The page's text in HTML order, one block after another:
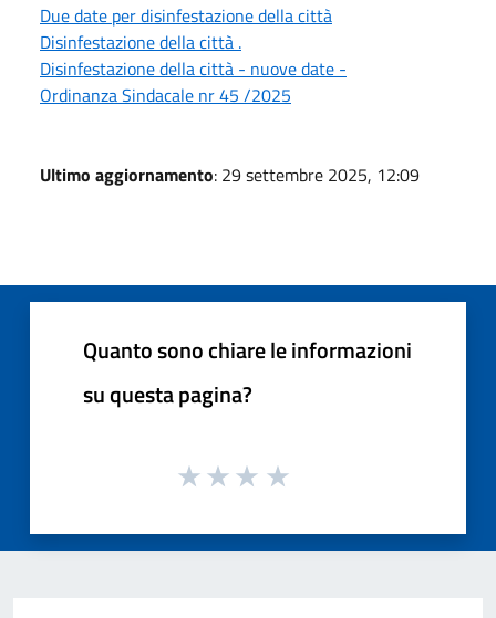
Due date per disinfestazione della città
Disinfestazione della città .
Disinfestazione della città - nuove date -
Ordinanza Sindacale nr 45 /2025
Ultimo aggiornamento: 29 settembre 2025, 12:09
Quanto sono chiare le informazioni
su questa pagina?